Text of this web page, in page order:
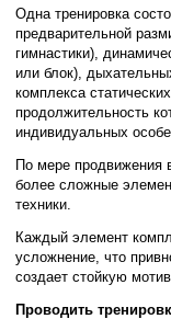
Одна тренировка
предварительной
гимнастики),
или блок),
комплекса
продолжительность
индивидуальных
По мере продвижения
более сложные
техники.
Каждый элемент
усложнение, что
создает стойкую
Проводить